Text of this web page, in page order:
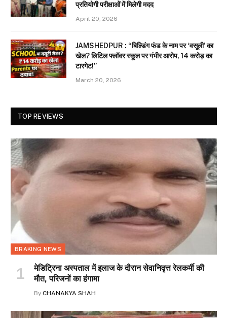
प्रतियोगी परीक्षाओं में मिलेगी मदद
April 20, 2026
JAMSHEDPUR : “बिल्डिंग फंड के नाम पर ‘वसूली’ का
खेल? लिटिल फ्लॉवर स्कूल पर गंभीर आरोप, 14 करोड़ का
टारगेट!”
March 20, 2026
TOP REVIEWS
BRAKING NEWS
मेडिट्रिना अस्पताल में इलाज के दौरान सेवानिवृत्त रेलकर्मी की
मौत, परिजनों का हंगामा
By CHANAKYA SHAH